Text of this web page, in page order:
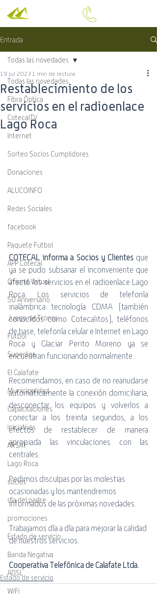
Entrada
Todas las novedades
Fibra Óptica
CotecalTV
Internet
Sorteo Socios Cumplidores
Donaciones
ALUCOINFO
Redes Sociales
facebook
Paquete Futbol
APP Cotecal
Oficina Virtual
50 Aniversario
Juego de Tronos
Futbol
Superliga
El Calafate
Municipalidad
Capacitaciones
iniciativas
ARSAT
Lago Roca
socios
día del padre
promociones
Estado de servicio
Banda Negativa
ADSL
WiFi
Todas las novedades
Restablecimiento de los
servicios en el radioenlace
Lago Roca
19 jul 2023 1 min de lectura
COTECAL informa a Socios y Clientes que
ya se pudo subsanar el inconveniente que
afectó los servicios en el radioenlace Lago
Roca. Los servicios de telefonía
inalámbrica tecnología CDMA (también
conocidos como Cotecalitos), teléfonos
de base, telefonía celular e Internet en Lago
Roca y Glaciar Perito Moreno ya se
encuentran funcionando normalmente.
Recomendamos, en caso de no reanudarse
automáticamente la conexión domiciliaria,
desconectar los equipos y volverlos a
conectar a los treinta segundos, a los
efectos de restablecer de manera
apropiada las vinculaciones con las
centrales.
Pedimos disculpas por las molestias
ocasionadas y los mantendremos
informados de las próximas novedades.
Trabajamos día a día para mejorar la calidad
de nuestros servicios.
Cooperativa Telefónica de Calafate Ltda.
Estado de servicio